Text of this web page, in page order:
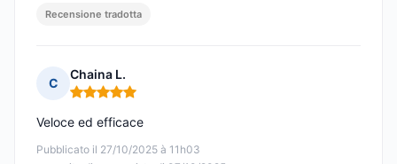
Recensione tradotta
C
Chaina L.
Nota: 5 su 5
Pubblicato il 27/10/2025 à 11h03
Veloce ed efficace